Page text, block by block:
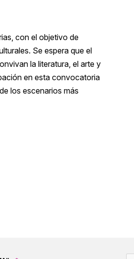
con el objetivo de
Se espera que el
la literatura, el arte y
en esta convocatoria
los escenarios más